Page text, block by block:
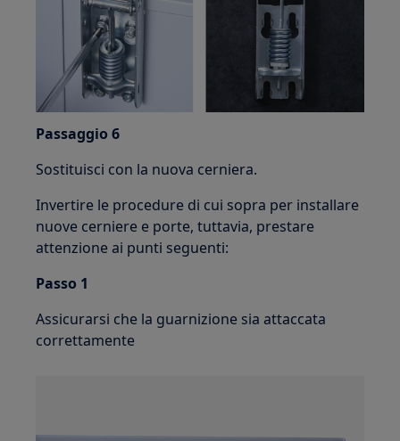
Passaggio 6
Sostituisci con la nuova cerniera.
Invertire le procedure di cui sopra per installare
nuove cerniere e porte, tuttavia, prestare
attenzione ai punti seguenti:
Passo 1
Assicurarsi che la guarnizione sia attaccata
correttamente